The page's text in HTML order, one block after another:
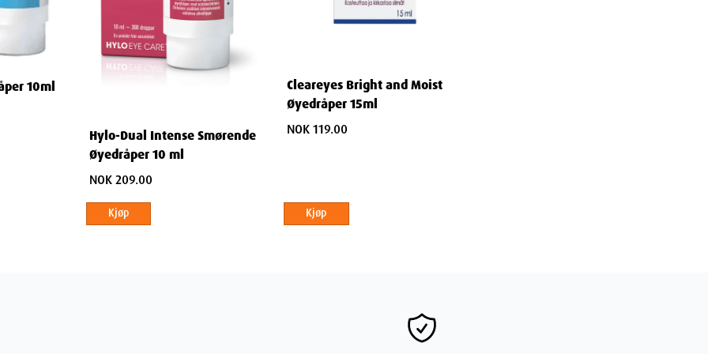
Glycine, Propylene Glycol, PEG 6 Caprylic /
Hydroxide, Potassium Phosphate,
Retinol, Sodium Hyaluronate
10ml
Hylo-Dual Intense Smørende
Øyedråper 10 ml
NOK 209.00
Kjøp
Cleareyes Bright and Moist
Øyedråper 15ml
NOK 119.00
Kjøp